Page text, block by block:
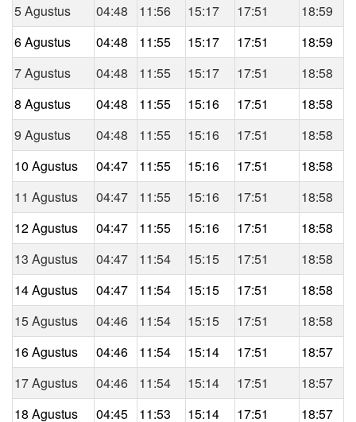
5 Agustus
04:48 11:56 15:17 17:51
18:59
6 Agustus
04:48 11:55 15:17 17:51
18:59
7 Agustus
04:48 11:55 15:17 17:51
18:58
8 Agustus
04:48 11:55 15:16 17:51
18:58
9 Agustus
04:48 11:55 15:16 17:51
18:58
10 Agustus
04:47 11:55 15:16 17:51
18:58
11 Agustus
04:47 11:55 15:16 17:51
18:58
12 Agustus
04:47 11:55 15:16 17:51
18:58
13 Agustus
04:47 11:54 15:15 17:51
18:58
14 Agustus
04:47 11:54 15:15 17:51
18:58
15 Agustus
04:46 11:54 15:15 17:51
18:58
16 Agustus
04:46 11:54 15:14 17:51
18:57
17 Agustus
04:46 11:54 15:14 17:51
18:57
18 Agustus
04:45 11:53 15:14 17:51 18:57